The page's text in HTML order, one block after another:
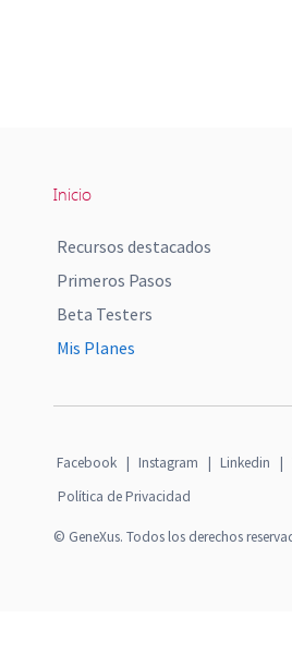
Inicio
Recursos destacados
Primeros Pasos
Beta Testers
Mis Planes
Facebook | Instagram | Linkedin |
Política de Privacidad
© GeneXus. Todos los derechos